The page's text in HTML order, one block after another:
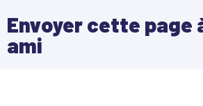
Envoyer cette page
ami